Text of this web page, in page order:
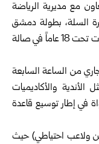
مع مديرية الرياضة
السلة، بطولة دمشق
المفتوحة لكرة السلة ‌‏(3×3) للناشئين والناشئات تحت 18 عاماً في صالة
يومي 15و16 تموز الجاري من الساعة السابعة
والأكاديميات
في إطار توسيع قاعدة
(3 لاعبين أساسيين ولاعب احتياطي) حيث